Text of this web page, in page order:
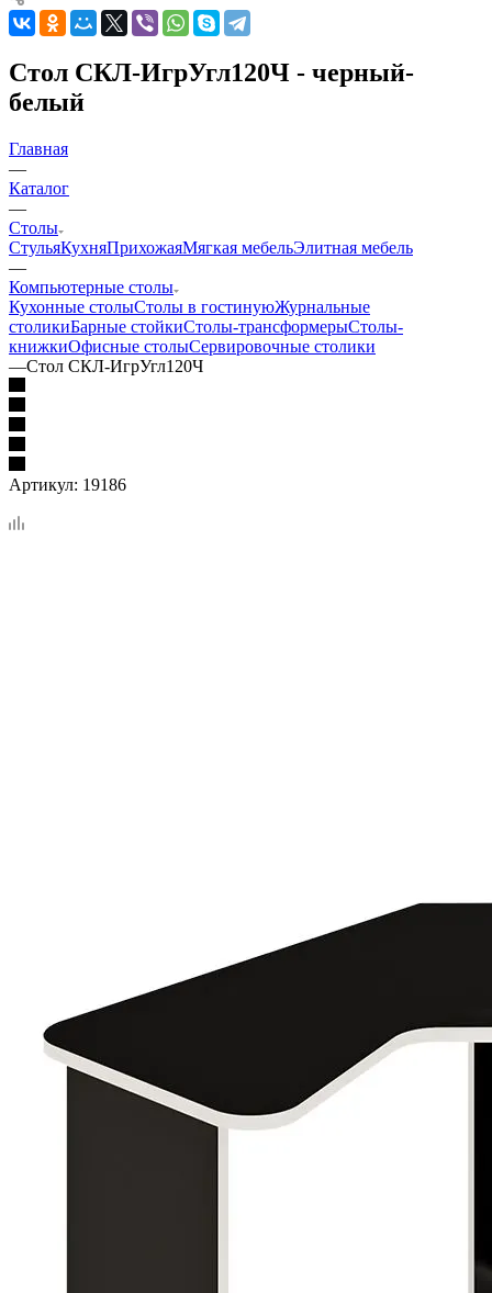
Стол СКЛ-ИгрУгл120Ч - черный-
белый
Главная
—
Каталог
—
Столы
СтульяКухняПрихожаяМягкая мебельЭлитная мебель
—
Компьютерные столы
Кухонные столыСтолы в гостинуюЖурнальные
столикиБарные стойкиСтолы-трансформерыСтолы-
книжкиОфисные столыСервировочные столики
—Стол СКЛ-ИгрУгл120Ч
Артикул: 19186